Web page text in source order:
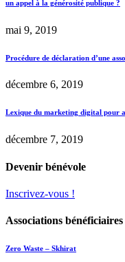
un appel à la générosité publique ?
mai 9, 2019
Procédure de déclaration d’une
décembre 6, 2019
Lexique du marketing digital pour
décembre 7, 2019
Devenir bénévole
Inscrivez-vous !
Associations bénéficiaires
Zero Waste – Skhirat